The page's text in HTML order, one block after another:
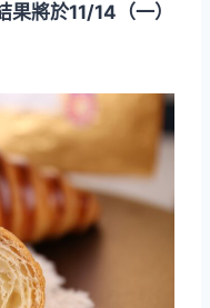
將於11/14（一）